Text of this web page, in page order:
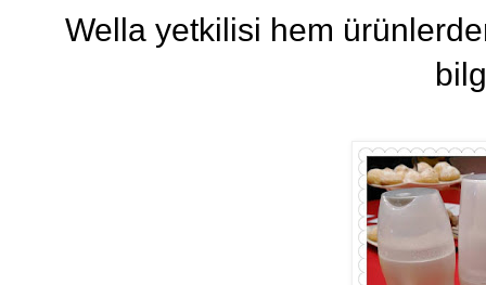
Wella yetkilisi hem